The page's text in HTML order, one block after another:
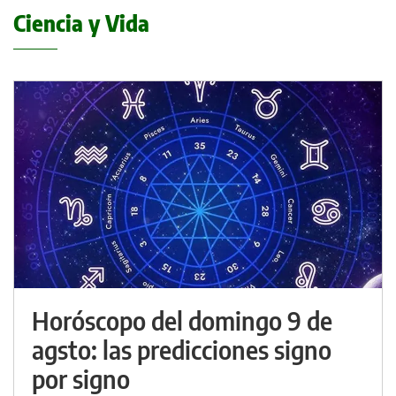
Ciencia y Vida
Horóscopo del domingo 9 de
agsto: las predicciones signo
por signo